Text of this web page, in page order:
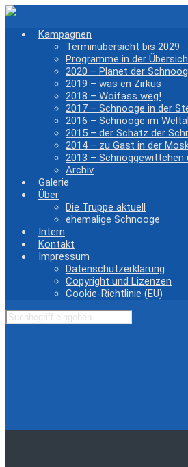
Zum
springenKampagnen
Terminübersicht bis 2029
Programme in der
2020 – Planet der
2019 – was en Zirkus
2018 – Woifass weg!
2017 – Schnooge in der
2016 – Schnooge im
2015 – der Schatz der
2014 – zu Gast in der
2013 – Schnoggewittchen
Archiv
Galerie
Über
Die Truppe aktuell
ehemalige Schnooge
Intern
Kontakt
Impressum
Datenschutzerklärung
Copyright und Lizenzen
Cookie-Richtlinie (EU)